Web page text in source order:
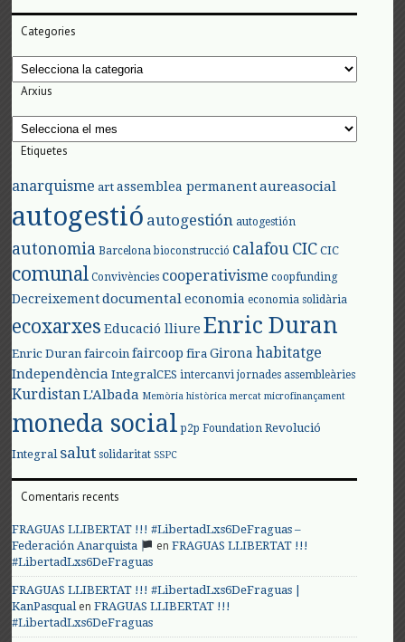
Categories
Categories
Arxius
Arxius
Etiquetes
anarquisme art assemblea permanent aureasocial
autogestió autogestión autogestión
autonomia Barcelona bioconstrucció calafouCIC CIC
comunal Convivències cooperativisme coopfunding
Decreixement documental economia economia solidària
ecoxarxes Educació lliure Enric Duran
Enric Duran faircoin faircoop fira Girona habitatge
Independència IntegralCES intercanvi jornades assembleàries
KurdistanL'Albada Memòria històrica mercat microfinançament
moneda social p2p Foundation Revolució
Integral salut solidaritat SSPC
Comentaris recents
FRAGUAS LLIBERTAT !!! #LibertadLxs6DeFraguas –
Federación Anarquista
enFRAGUAS LLIBERTAT !!!
#LibertadLxs6DeFraguas
FRAGUAS LLIBERTAT !!! #LibertadLxs6DeFraguas |
KanPasqualenFRAGUAS LLIBERTAT !!!
#LibertadLxs6DeFraguas